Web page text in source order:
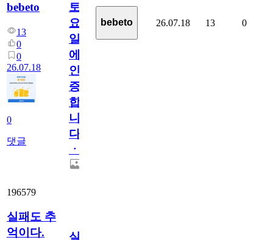
bebeto
13
0
0
26.07.18
0
댓글
토
요
일
에
인
증
합
니
다
ㆍ
bebeto 26.07.18 13 0
196579
실패도 추
억이다.
실